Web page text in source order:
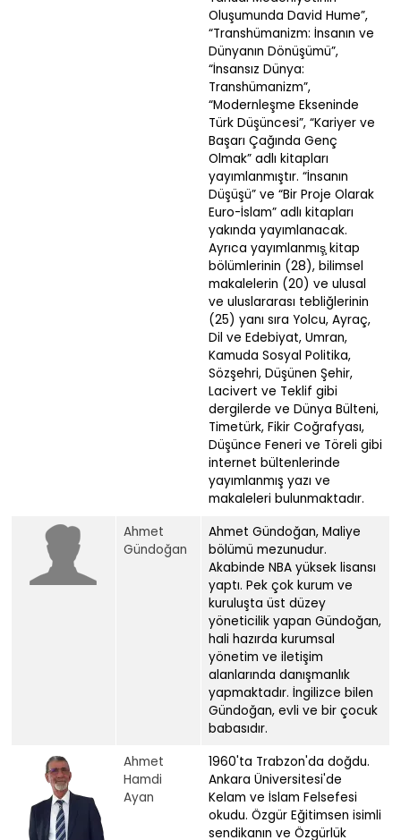
Oluşumunda David Hume”,
“Transhümanizm: İnsanın ve
Dünyanın Dönüşümü”,
“İnsansız Dünya:
Transhümanizm”,
“Modernleşme Ekseninde
Türk Düşüncesi”, “Kariyer ve
Başarı Çağında Genç
Olmak” adlı kitapları
yayımlanmıştır. “İnsanın
Düşüşü” ve “Bir Proje Olarak
Euro-İslam” adlı kitapları
yakında yayımlanacak.
Ayrıca yayımlanmış̧ kitap
bölümlerinin (28), bilimsel
makalelerin (20) ve ulusal
ve uluslararası tebliğlerinin
(25) yanı sıra Yolcu, Ayraç,
Dil ve Edebiyat, Umran,
Kamuda Sosyal Politika,
Sözşehri, Düşünen Şehir,
Lacivert ve Teklif gibi
dergilerde ve Dünya Bülteni,
Timetürk, Fikir Coğrafyası,
Düşünce Feneri ve Töreli gibi
internet bültenlerinde
yayımlanmış yazı ve
makaleleri bulunmaktadır.
Ahmet
Gündoğan
Ahmet Gündoğan, Maliye
bölümü mezunudur.
Akabinde NBA yüksek lisansı
yaptı. Pek çok kurum ve
kuruluşta üst düzey
yöneticilik yapan Gündoğan,
hali hazırda kurumsal
yönetim ve iletişim
alanlarında danışmanlık
yapmaktadır. İngilizce bilen
Gündoğan, evli ve bir çocuk
babasıdır.
Ahmet
Hamdi
Ayan
1960'ta Trabzon'da doğdu.
Ankara Üniversitesi'de
Kelam ve İslam Felsefesi
okudu. Özgür Eğitimsen isimli
sendikanın ve Özgürlük